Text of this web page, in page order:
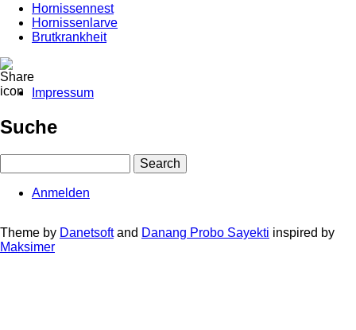
Hornissennest
Hornissenlarve
Brutkrankheit
Impressum
Suche
account
menu
Anmelden
Theme by Danetsoftand Danang Probo Sayekti inspired by
Maksimer